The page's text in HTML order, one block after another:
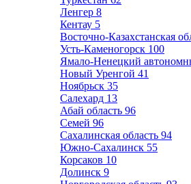
Ленгер 8
Кентау 5
Восточно-Казахстанская
Усть-Каменогорск 100
Ямало-Ненецкий
Новый Уренгой 41
Ноябрьск 35
Салехард 13
Абай область 96
Семей 96
Сахалинская область 94
Южно-Сахалинск 55
Корсаков 10
Долинск 9